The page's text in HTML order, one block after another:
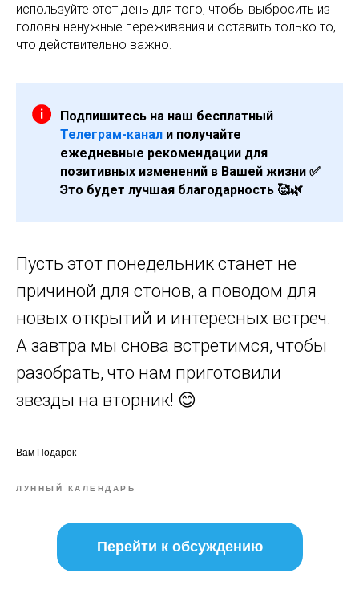
используйте этот день для того, чтобы выбросить из
головы ненужные переживания и оставить только то,
что действительно важно.
Подпишитесь на наш бесплатный
Телеграм-канал и получайте
ежедневные рекомендации для
позитивных изменений в Вашей жизни ✅
Это будет лучшая благодарность 🥰🌿
Пусть этот понедельник станет не
причиной для стонов, а поводом для
новых открытий и интересных встреч.
А завтра мы снова встретимся, чтобы
разобрать, что нам приготовили
звезды на вторник! 😊
Вам Подарок
ЛУННЫЙ КАЛЕНДАРЬ
Перейти к обсуждению